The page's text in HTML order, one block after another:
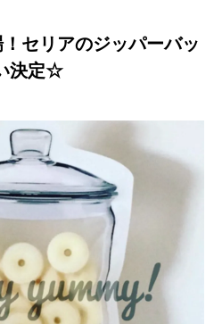
セリアのジッパーバッ
決定☆